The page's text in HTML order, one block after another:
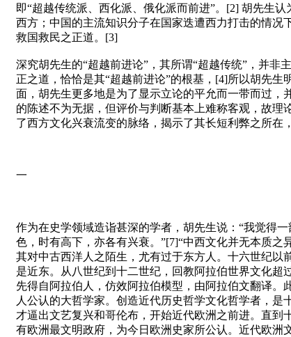
即“超越传统派、西化派、俄化派而前进”。[2] 胡先生
西方；中国的主流知识分子在国家迭遭西力打击的情况
救国救民之正道。[3]
深究胡先生的“超越前进论”，其所谓“超越传统”，并
正之道，恰恰是其“超越前进论”的根基，[4]所以胡先生
面，胡先生更多地是为了显示立论的平允而一带而过，
的陈述不为无据，但评价与判断基本上难称客观，故
了西方文化兴衰流变的脉络，揭示了其长短利弊之所在
一
作为在史学领域造诣甚深的学者，胡先生说：“我觉得
色，时有高下，亦各有兴衰。”[7]“中西文化并无本质之
其对中古西洋人之陌生，尤有过于东方人。十六世纪
是近东。从八世纪到十二世纪，回教阿拉伯世界文化
先得自阿拉伯人，仿效阿拉伯模型，由阿拉伯文翻译。
人公认的大哲学家。创造近代历史哲学文化哲学者，是
才逼出文艺复兴和哥伦布，开始近代欧洲之前进。直
有欧洲最文明政府，为今日欧洲史家所公认。近代欧